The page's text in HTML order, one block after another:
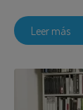
Leer más